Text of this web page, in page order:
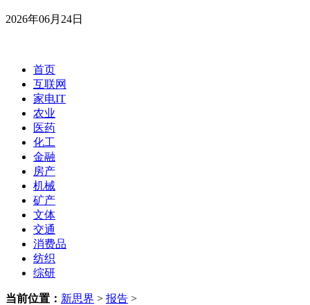
2026年06月24日
首页
互联网
家电IT
农业
医药
化工
金融
房产
机械
矿产
文体
交通
消费品
纺织
综研
当前位置： 新思界 > 报告 >